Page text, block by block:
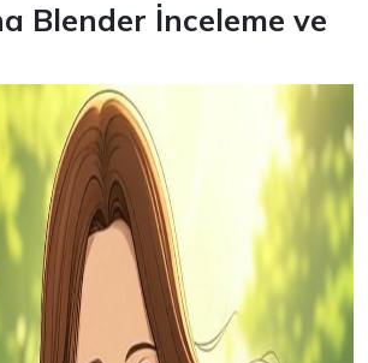
Blender İnceleme ve